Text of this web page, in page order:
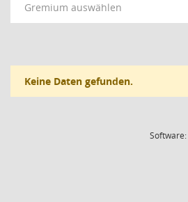
Gremium auswählen
Keine Daten gefunden.
Software: